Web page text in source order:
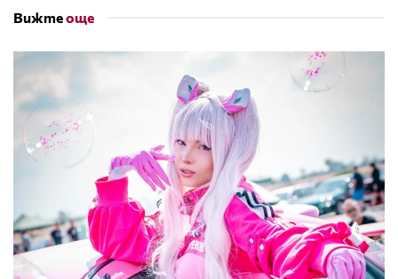
Вижтеоще